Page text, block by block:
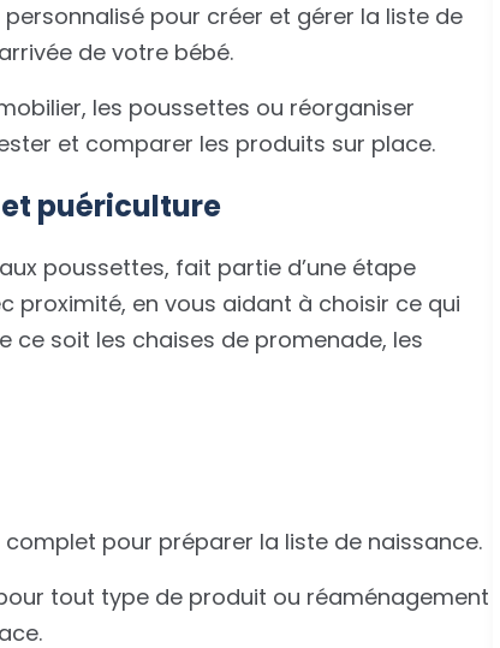
pour créer et gérer la liste de
de votre bébé.
les poussettes ou réorganiser
et comparer les produits sur place.
puériculture
poussettes, fait partie d’une étape
proximité, en vous aidant à choisir ce qui
ce soit les chaises de promenade, les
pour préparer la liste de naissance.
tout type de produit ou réaménagement